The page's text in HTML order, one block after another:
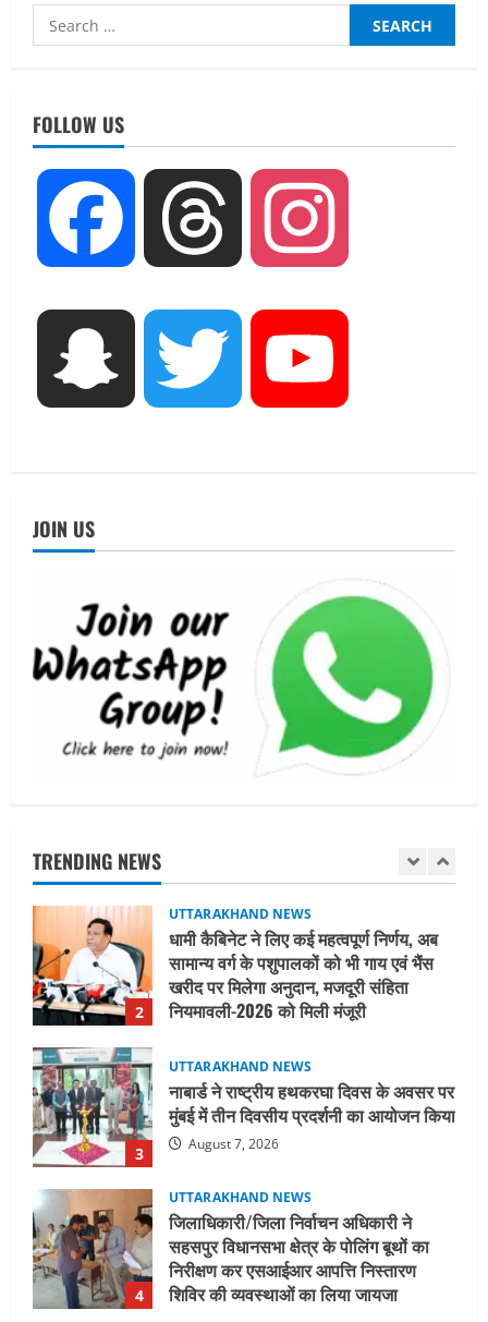
Search
for:
FOLLOW US
Facebook Threads
Snapchat Twitter
JOIN US
TRENDING NEWS
August 7, 2026
UTTARAKHAND NEWS
नाबार्ड ने राष्ट्रीय हथकरघा दिवस के अवसर पर
मुंबई में तीन दिवसीय प्रदर्शनी का आयोजन किया
UTTARAKHAND NEWS
जिलाधिकारी/जिला निर्वाचन अधिकारी ने
सहसपुर विधानसभा क्षेत्र के पोलिंग बूथों का
चयन : रेखा आर्या
1
UTTARAKHAND NEWS
15 अगस्त तक ई-केवाईसी नहीं कराई तो गैस
आपूर्ति पर पड़ सकता है असर
August 8, 2026
2
UTTARAKHAND NEWS
3
UTTARAKHAND NEWS
नाबार्ड ने राष्ट्रीय हथकरघा दिवस के अवसर पर
मुंबई में तीन दिवसीय प्रदर्शनी का आयोजन किया
August 7, 2026
4
जिलाधिकारी/जिला निर्वाचन अधिकारी ने
सहसपुर विधानसभा क्षेत्र के पोलिंग बूथों का
निरीक्षण कर एसआईआर आपत्ति निस्तारण
शिविर की व्यवस्थाओं का लिया जायजा
5
UTTARAKHAND NEWS
तीलू रौतेली पुरस्कार के लिए 13 वीरांगनाओं का
चयन : रेखा आर्या
August 6, 2026